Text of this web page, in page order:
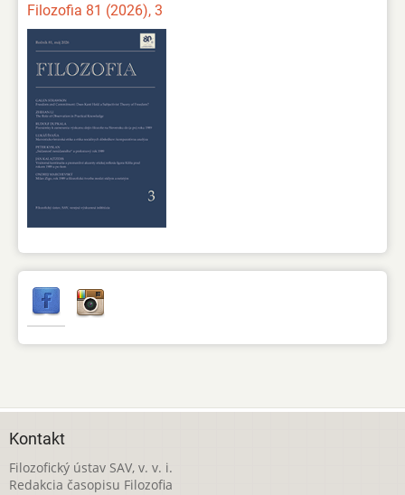
Filozofia 81 (2026), 3
Kontakt
Filozofický ústav SAV, v. v. i.
Redakcia časopisu Filozofia